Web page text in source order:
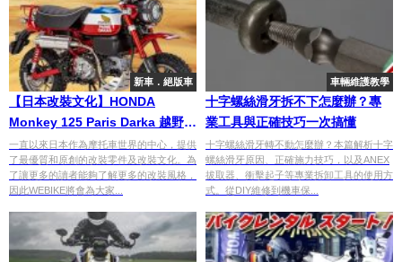
新車．絕版車
【日本改裝文化】HONDA
Monkey 125 Paris Darka 越野風
格改裝
一直以來日本作為摩托車世界的中心，提供
了最優質和原創的改裝零件及改裝文化。為
了讓更多的讀者能夠了解更多的改裝風格，
因此WEBIKE將會為大家...
車輛維護教學
十字螺絲滑牙拆不下怎麼辦？專
業工具與正確技巧一次搞懂
十字螺絲滑牙轉不動怎麼辦？本篇解析十字
螺絲滑牙原因、正確施力技巧，以及ANEX
拔取器、衝擊起子等專業拆卸工具的使用方
式。從DIY維修到機車保...